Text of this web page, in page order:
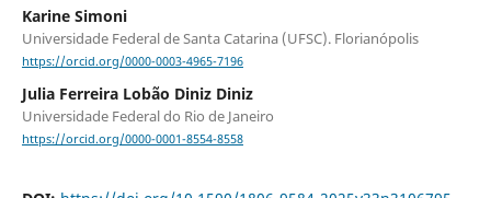
Karine Simoni
Universidade Federal de Santa Catarina (UFSC). Florianópolis
https://orcid.org/0000-0003-4965-7196
Julia Ferreira Lobão Diniz Diniz
Universidade Federal do Rio de Janeiro
https://orcid.org/0000-0001-8554-8558